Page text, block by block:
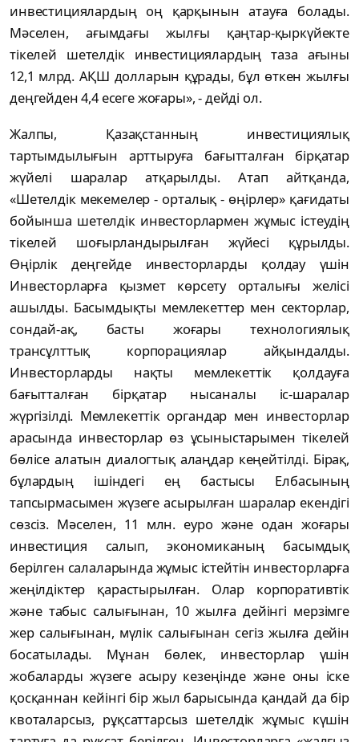
инвестициялардың оң қарқынын атауға болады.
Мәселен, ағымдағы жылғы қаңтар-қыркүйекте
тікелей шетелдік инвестициялардың таза ағыны
12,1 млрд. АҚШ долларын құрады, бұл өткен жылғы
деңгейден 4,4 есеге жоғары», - дейді ол.
Жалпы, Қазақстанның инвестициялық
тартымдылығын арттыруға бағытталған бірқатар
жүйелі шаралар атқарылды. Атап айтқанда,
«Шетелдік мекемелер - орталық - өңірлер» қағидаты
бойынша шетелдік инвесторлармен жұмыс істеудің
тікелей шоғырландырылған жүйесі құрылды.
Өңірлік деңгейде инвесторларды қолдау үшін
Инвесторларға қызмет көрсету орталығы желісі
ашылды. Басымдықты мемлекеттер мен секторлар,
сондай-ақ, басты жоғары технологиялық
трансұлттық корпорациялар айқындалды.
Инвесторларды нақты мемлекеттік қолдауға
бағытталған бірқатар нысаналы іс-шаралар
жүргізілді. Мемлекеттік органдар мен инвесторлар
арасында инвесторлар өз ұсыныстарымен тікелей
бөлісе алатын диалогтық алаңдар кеңейтілді. Бірақ,
бұлардың ішіндегі ең бастысы Елбасының
тапсырмасымен жүзеге асырылған шаралар екендігі
сөзсіз. Мәселен, 11 млн. еуро және одан жоғары
инвестиция салып, экономиканың басымдық
берілген салаларында жұмыс істейтін инвесторларға
жеңілдіктер қарастырылған. Олар корпоративтік
және табыс салығынан, 10 жылға дейінгі мерзімге
жер салығынан, мүлік салығынан сегіз жылға дейін
босатылады. Мұнан бөлек, инвесторлар үшін
жобаларды жүзеге асыру кезеңінде және оны іске
қосқаннан кейінгі бір жыл барысында қандай да бір
квоталарсыз, рұқсаттарсыз шетелдік жұмыс күшін